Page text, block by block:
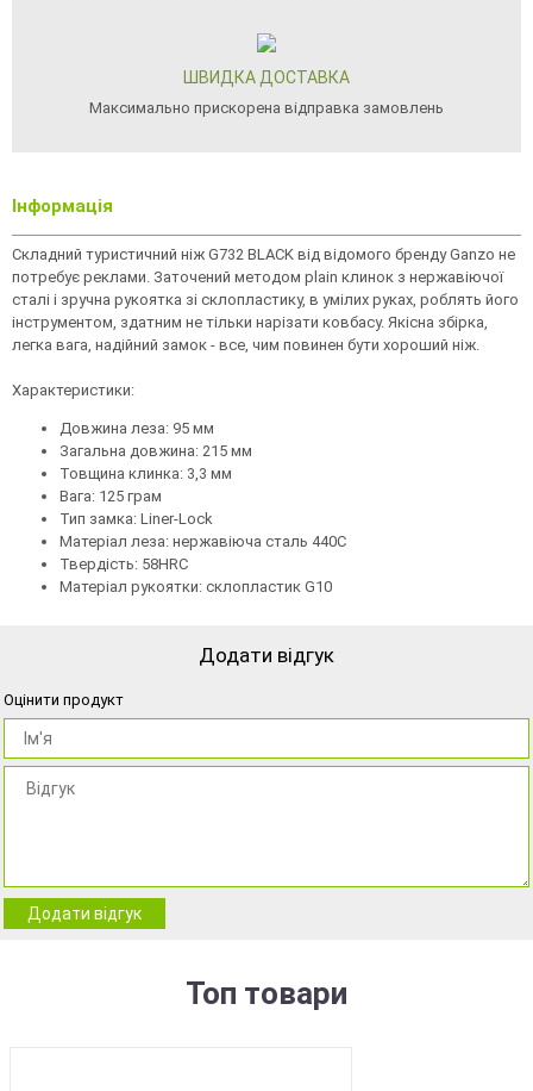
ШВИДКА ДОСТАВКА
Максимально прискорена відправка замовлень
Інформація
Складний туристичний ніж G732 BLACK від відомого бренду Ganzo не
потребує реклами. Заточений методом plain клинок з нержавіючої
сталі і зручна рукоятка зі склопластику, в умілих руках, роблять його
інструментом, здатним не тільки нарізати ковбасу. Якісна збірка,
легка вага, надійний замок - все, чим повинен бути хороший ніж.
Характеристики:
Довжина леза: 95 мм
Загальна довжина: 215 мм
Товщина клинка: 3,3 мм
Вага: 125 грам
Тип замка: Liner-Lock
Матеріал леза: нержавіюча сталь 440C
Твердість: 58HRC
Матеріал рукоятки: склопластик G10
Додати відгук
Оцінити продукт
Додати відгук
Топ товари